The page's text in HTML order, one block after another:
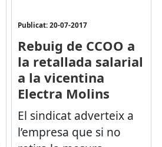
Publicat: 20-07-2017
Rebuig de CCOO a
la retallada salarial
a la vicentina
Electra Molins
El sindicat adverteix a
l’empresa que si no